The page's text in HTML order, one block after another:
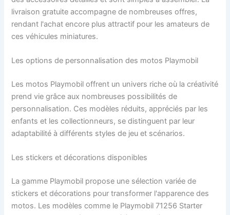
livraison gratuite accompagne de nombreuses offres,
rendant l'achat encore plus attractif pour les amateurs de
ces véhicules miniatures.
Les options de personnalisation des motos Playmobil
Les motos Playmobil offrent un univers riche où la créativité
prend vie grâce aux nombreuses possibilités de
personnalisation. Ces modèles réduits, appréciés par les
enfants et les collectionneurs, se distinguent par leur
adaptabilité à différents styles de jeu et scénarios.
Les stickers et décorations disponibles
La gamme Playmobil propose une sélection variée de
stickers et décorations pour transformer l'apparence des
motos. Les modèles comme le Playmobil 71256 Starter